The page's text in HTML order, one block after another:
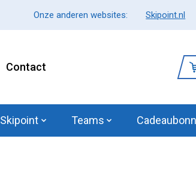
Onze anderen websites: Skipoint.nl
Contact
Skipoint Teams